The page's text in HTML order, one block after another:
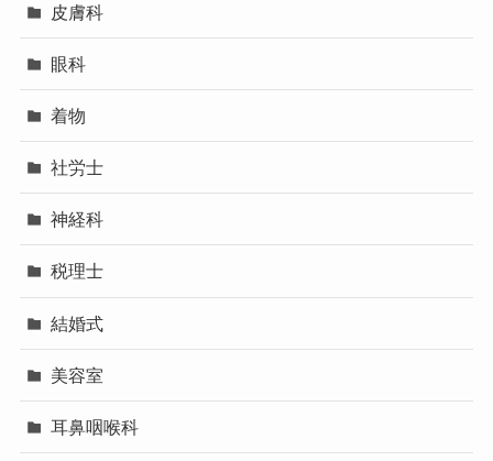
皮膚科
眼科
着物
社労士
神経科
税理士
結婚式
美容室
耳鼻咽喉科